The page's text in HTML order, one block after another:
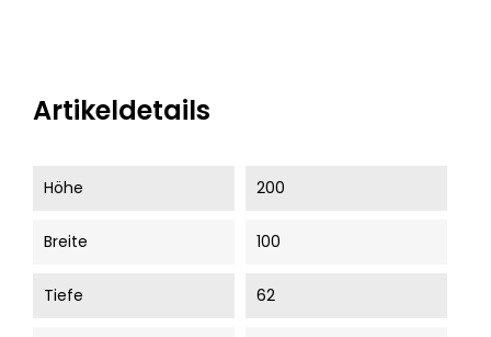
Artikeldetails
Höhe 200
Breite 100
Tiefe 62